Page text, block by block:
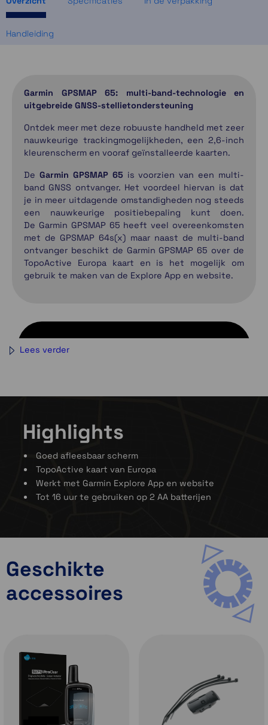
Handleiding
Garmin GPSMAP 65: multi-band-technologie en
uitgebreide GNSS-stellietondersteuning
Ontdek meer met deze robuuste handheld met zeer
nauwkeurige trackingmogelijkheden, een 2,6-inch
kleurenscherm en vooraf geïnstalleerde kaarten.
De Garmin GPSMAP 65 is voorzien van een multi-
band GNSS ontvanger. Het voordeel hiervan is dat
je in meer uitdagende omstandigheden nog steeds
een nauwkeurige positiebepaling kunt doen.
De Garmin GPSMAP 65 heeft veel overeenkomsten
met de GPSMAP 64s(x) maar naast de multi-band
ontvanger beschikt de Garmin GPSMAP 65 over de
TopoActive Europa kaart en is het mogelijk om
gebruik te maken van de Explore App en website.
Mis geen enkel detail met dit in zonlicht
Reis over het platteland met navigeerbare
TopoActive kaarten van Europa..
Ga vol vertrouwen op weg. Deze robuuste
handheld is ontworpen voor veeleisende
Reis met een batterijduur van maximaal 16
uur in de GPS-modus.
Lees verder
Highlights
Goed afleesbaar scherm
TopoActive kaart van Europa
Werkt met Garmin Explore App en website
Tot 16 uur te gebruiken op 2 AA batterijen
Geschikte
accessoires